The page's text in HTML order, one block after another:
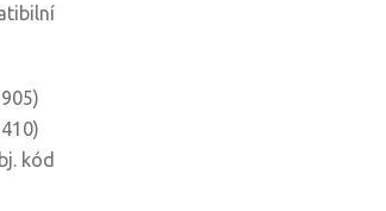
kód